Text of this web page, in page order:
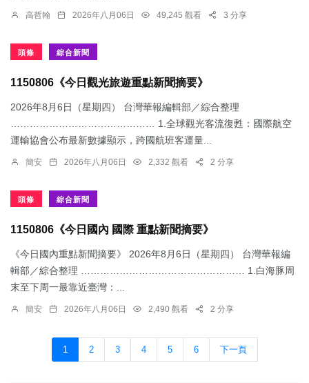
高哲翰 2026年八月06日 49,245 觀看 3 分享
頭條 綜合新聞
1150806《今日觀光旅遊重點新聞摘要》
2026年8月6日（星期四） 台灣華報編輯部／綜合整理
……………………………………… 1.​全球觀光客流復甦：國際航空
運輸協會公布最新數據顯示，跨國航班客運量...
簡安 2026年八月06日 2,332 觀看 2 分享
頭條 綜合新聞
1150806《今日國內 國際 重點新聞摘要》
《今日國內重點新聞摘要》 2026年8月6日（星期四） 台灣華報編
輯部／綜合整理 …………………………………………… 1.​白海豚周
末至下周一最靠近臺灣：...
簡安 2026年八月06日 2,490 觀看 2 分享
1 2 3 4 5 6 下一頁